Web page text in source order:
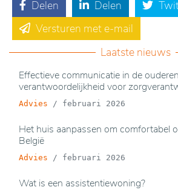
Delen Delen
Versturen met e-mail
Laatste nieuws
Effectieve communicatie in de
verantwoordelijkheid voor
Advies / februari 2026
Het huis aanpassen om comfortabel
België
Advies / februari 2026
Wat is een assistentiewoning?